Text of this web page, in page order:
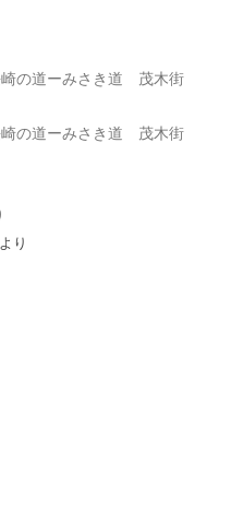
の道ーみさき道 茂木街
の道ーみさき道 茂木街
より